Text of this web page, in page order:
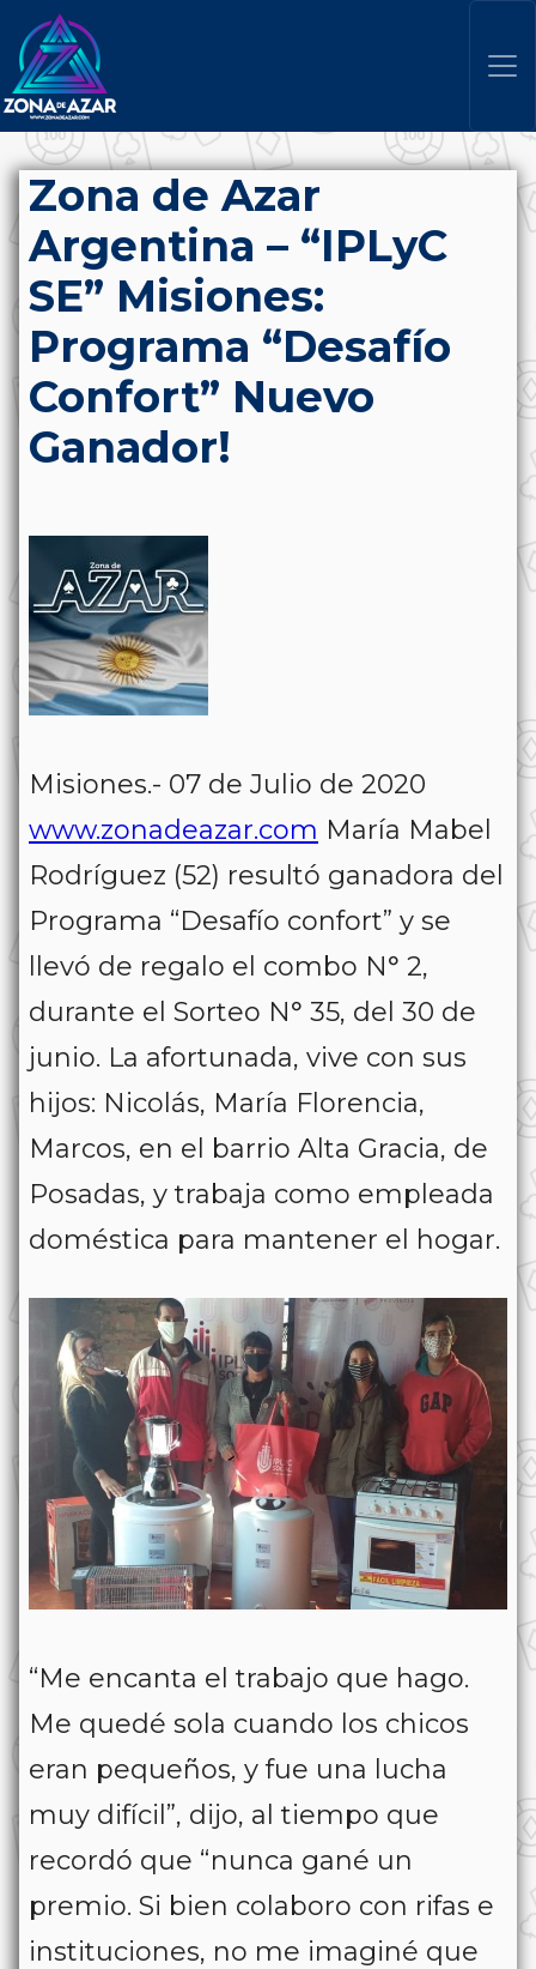
Zona de Azar
Argentina – “IPLyC
SE” Misiones:
Programa “Desafío
Confort” Nuevo
Ganador!
Misiones.- 07 de Julio de 2020
www.zonadeazar.com María Mabel
Rodríguez (52) resultó ganadora del
Programa “Desafío confort” y se
llevó de regalo el combo N° 2,
durante el Sorteo N° 35, del 30 de
junio. La afortunada, vive con sus
hijos: Nicolás, María Florencia,
Marcos, en el barrio Alta Gracia, de
Posadas, y trabaja como empleada
doméstica para mantener el hogar.
“Me encanta el trabajo que hago.
Me quedé sola cuando los chicos
eran pequeños, y fue una lucha
muy difícil”, dijo, al tiempo que
recordó que “nunca gané un
premio. Si bien colaboro con rifas e
instituciones, no me imaginé que